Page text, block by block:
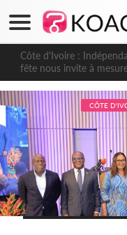
Côte d'Ivoire :
fête nous invite à
notre engagement
CÔTE